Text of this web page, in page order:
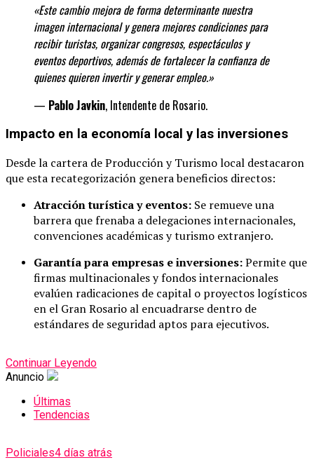
«Este cambio mejora de forma determinantenuestra
imagen internacional y genera mejores condiciones para
recibir turistas, organizar congresos, espectáculos y
eventos deportivos, además de fortalecer la confianza de
quienes quieren invertir y generarempleo.»
— Pablo Javkin, Intendente de Rosario.
Impacto en la economía local y las inversiones
Desde la cartera de Producción y Turismo local destacaron
que esta recategorización genera beneficios directos:
Atracción turística y eventos: Se remueve una
barrera que frenaba a delegaciones internacionales,
convenciones académicas y turismo extranjero.
Garantía para empresas e inversiones:Permite que
firmas multinacionales y fondos internacionales
evalúen radicaciones de capital o proyectos logísticos
en el Gran Rosario al encuadrarse dentro de
estándares de seguridad aptos para ejecutivos.
Continuar Leyendo
Anuncio
Últimas
Tendencias
Policiales4 días atrás